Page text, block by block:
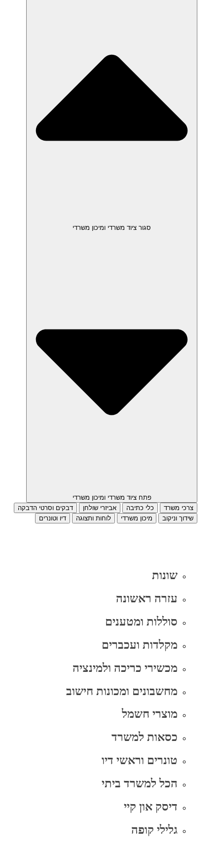
סגור ציוד משרדי ומיכון משרדי
פתח ציוד משרדי ומיכון משרדי
צרכי משרד
כלי כתיבה אביזרי שולחן
דבקים וסרטי הדבקה
שידוך וניקוב
מיכון משרדי לוחות ותצוגה דיו וטונרים
שונות
עזרה ראשונה
סוללות ומטענים
מקלדות ועכברים
מכשירי כריכה ולמינציה
מחשבונים ומכונות חישוב
מוצרי חשמל
כסאות למשרד
טונרים וראשי דיו
הכל למשרד ביתי
דיסק און קיי
גלילי קופה